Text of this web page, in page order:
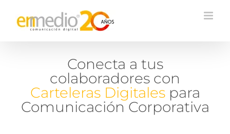
Conecta a tus
colaboradores con
Carteleras Digitales para
Comunicación Corporativa